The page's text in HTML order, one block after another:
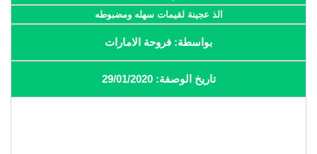
الذ عجينة لقيمات سهله ومضبوطه
بواسطة: فروحة الامارات
تاريخ الوصفة: 29/01/2020